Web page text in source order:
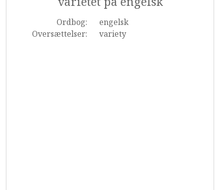
Ordbog:
engelsk
Oversættelser:
variety